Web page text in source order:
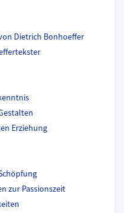
Dietrich Bonhoeffer
Erziehung
zur Passionszeit